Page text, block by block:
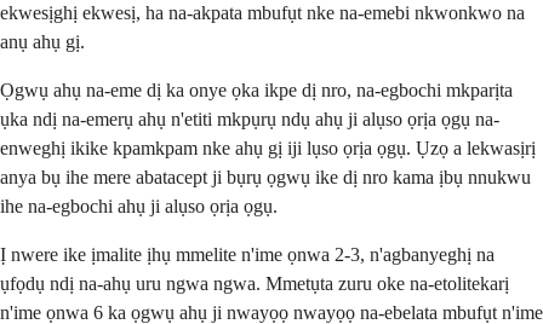
ekwesịghị ekwesị, ha na-akpata mbufụt nke na-emebi nkwonkwo na
anụ ahụ gị.
Ọgwụ ahụ na-eme dị ka onye ọka ikpe dị nro, na-egbochi mkparịta
ụka ndị na-emerụ ahụ n'etiti mkpụrụ ndụ ahụ ji alụso ọrịa ọgụ na-
enweghị ikike kpamkpam nke ahụ gị iji lụso ọrịa ọgụ. Ụzọ a lekwasịrị
anya bụ ihe mere abatacept ji bụrụ ọgwụ ike dị nro kama ịbụ nnukwu
ihe na-egbochi ahụ ji alụso ọrịa ọgụ.
Ị nwere ike ịmalite ịhụ mmelite n'ime ọnwa 2-3, n'agbanyeghị na
ụfọdụ ndị na-ahụ uru ngwa ngwa. Mmetụta zuru oke na-etolitekarị
n'ime ọnwa 6 ka ọgwụ ahụ ji nwayọọ nwayọọ na-ebelata mbufụt n'ime